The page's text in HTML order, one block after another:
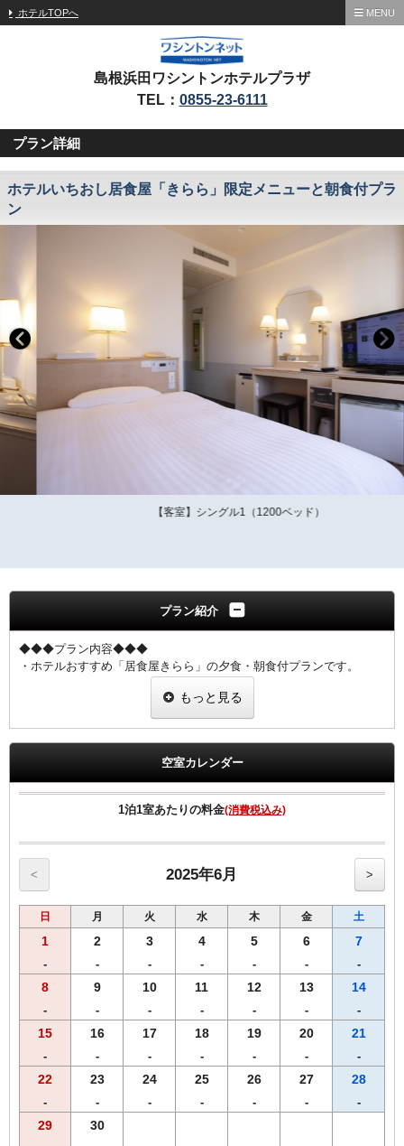
ホテルTOPへ MENU
島根浜田ワシントンホテルプラザ
TEL： 0855-23-6111
プラン詳細
ホテルいちおし居食屋「きらら」限定メニューと朝食付プラ
ン
【客室】シングル1（1200ベッド）
プラン紹介
◆◆◆プラン内容◆◆◆
・ホテルおすすめ「居食屋きらら」の夕食・朝食付プランです。
・夕食のご提供時間は17時～20時です。（夕食券をチェックイン時に
お渡しします。）
・当プランは、前日までのご予約に限ります。
・夕食時のお飲み物・追加料理等の代金は、当日「きらら」さんで直
※当日のキャンセル、返金は出来かねますので、あらかじめご了承く
ださい。
◆ご朝食はホテル９階にて６時30分から10時まで（9時30分最終入
◆全室ＶＯＤ（ﾋﾞﾃﾞｵ･ｵﾝ･ﾃﾞﾏﾝﾄﾞ）放送対応
1日1,000円（プランには含まれていません）で見放題!！
◆wifi接続・有線LAN接続のインターネット環境無料
◆枕元にUSBコンセント設置
もっと見る
空室カレンダー
1泊1室あたりの料金(消費税込み)
< 2025年6月 >
日 月 火 水 木 金 土
1
-
2
-
3
-
4
-
5
-
6
-
7
-
8
-
9
-
10
-
11
-
12
-
13
-
14
-
15
-
16
-
17
-
18
-
19
-
20
-
21
-
22
-
23
-
24
-
25
-
26
-
27
-
28
-
29 30